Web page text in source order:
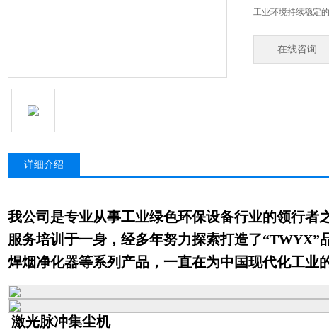
工业环境持续稳定
在线咨询
详细介绍
我公司是专业从事工业绿色环保设备行业的领行者
服务培训于一身，经多年努力探索打造了“TWYX”
焊烟净化器等系列产品，一直在为中国现代化工业
激光脉冲集尘机